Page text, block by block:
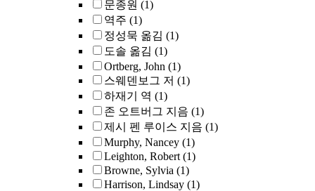
문종원 (1)
역주 (1)
정성묵 옮김 (1)
도솔 옮김 (1)
Ortberg, John (1)
스웨덴보그 저 (1)
하재기 역 (1)
존 오트버그 지음 (1)
제시 펜 루이스 지음 (1)
Murphy, Nancey (1)
Leighton, Robert (1)
Browne, Sylvia (1)
Harrison, Lindsay (1)